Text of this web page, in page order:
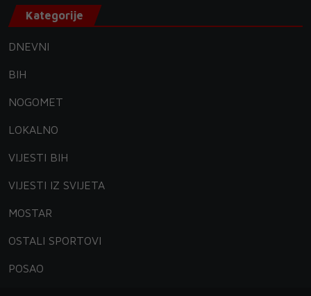
Kategorije
DNEVNI
BIH
NOGOMET
LOKALNO
VIJESTI BIH
VIJESTI IZ SVIJETA
MOSTAR
OSTALI SPORTOVI
POSAO